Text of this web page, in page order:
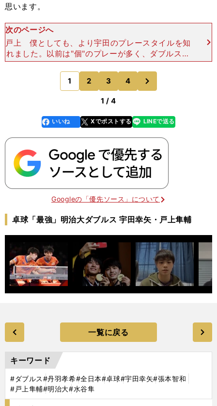
思います。
次のページへ
戸上 僕としても、より宇田のプレースタイルを知
れました。以前は"個"のプレーが多く、ダブルスな
のにどこか噛み合わなくて、勝てるはずの相手にも
勝てない時期が続いていた。でも最近は、お互いに
先を読んだプレ
1 2 3 4
のページへ
1 / 4
faceboo
k
いいね Xでポストする
line LINEで送る
Googleの「優先ソース」について
卓球「最強」明治大ダブルス 宇田幸矢・戸上隼輔
一覧に戻る
キーワード
#ダブルス#丹羽孝希#全日本#卓球#宇田幸矢#張本智和
#戸上隼輔#明治大#水谷隼